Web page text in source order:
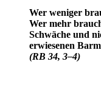
Wer weniger
Wer mehr
Schwäche und
erwiesenen
(RB 34, 3–4)